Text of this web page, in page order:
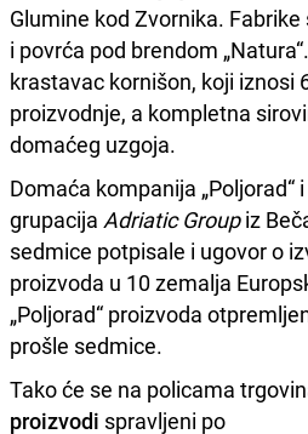
Glumine kod Zvornika.
i povrća pod brendom
krastavac kornišon, koji iznosi
proizvodnje, a kompletna
domaćeg uzgoja.
Domaća kompanija „Poljorad“
grupacija Adriatic Groupiz
sedmice potpisale i ugovor o
proizvoda u 10 zemalja
„Poljorad“ proizvoda
prošle sedmice.
Tako će se na policama
proizvodi spravljeni po